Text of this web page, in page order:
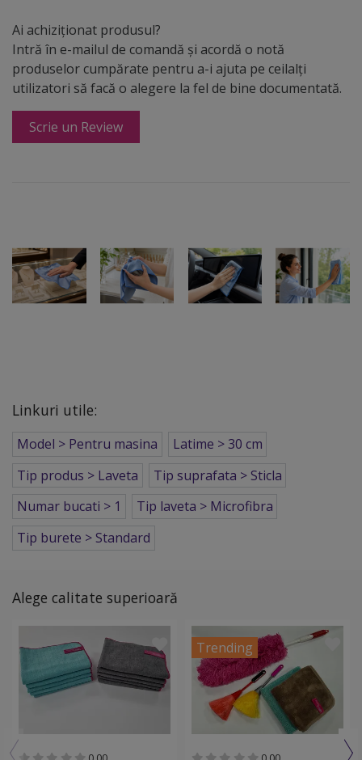
Ai achiziționat produsul?
Intră în e-mailul de comandă și acordă o notă
produselor cumpărate pentru a-i ajuta pe ceilalți
utilizatori să facă o alegere la fel de bine documentată.
Scrie un Review
Linkuri utile:
Model > Pentru masina
Latime > 30 cm
Tip produs > Laveta
Tip suprafata > Sticla
Numar bucati > 1
Tip laveta > Microfibra
Tip burete > Standard
Alege calitate superioară
Trending